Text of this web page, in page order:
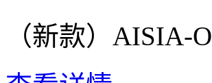
（新款）AISIA-